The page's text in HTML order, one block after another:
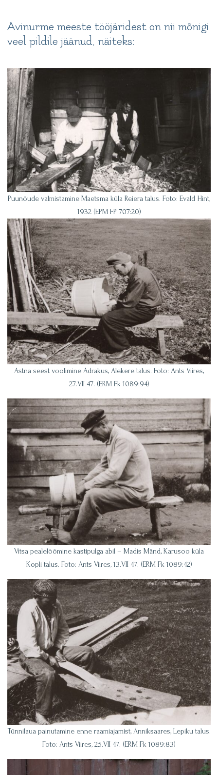
Avinurme meeste tööjäridest on nii mõnigi
veel pildile jäänud, näiteks:
Puunõude valmistamine Maetsma küla Reiera talus. Foto: Evald Hint,
1932 (EPM FP 707:20)
Astna seest voolimine Adrakus, Alekere talus. Foto: Ants Viires,
27.VII 47. (ERM Fk 1089:94)
Vitsa pealelöömine kastipulga abil – Madis Mänd, Karusoo küla
Kopli talus. Foto: Ants Viires, 13.VII 47. (ERM Fk 1089:42)
Tünnilaua painutamine enne raamiajamist, Änniksaares, Lepiku talus.
Foto: Ants Viires, 25.VII 47. (ERM Fk 1089:83)